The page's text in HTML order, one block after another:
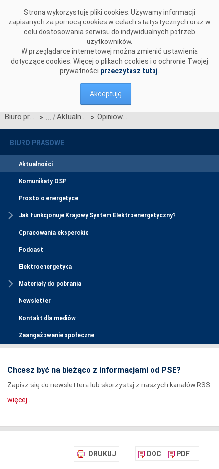
Strona wykorzystuje pliki cookies. Używamy informacji
zapisanych za pomocą cookies w celach statystycznych oraz w
celu dostosowania serwisu do indywidualnych potrzeb
użytkowników.
W przeglądarce internetowej można zmienić ustawienia
dotyczące cookies. Więcej o plikach cookies i o ochronie Twojej
prywatności przeczytasz tutaj
Akceptuję
Biuro prasowe > Aktualności > Opiniowanie Standardowej Specyfikacji Technicznej WYŁĄCZNIKI DO SIECI 220 i 400 kV
BIURO PRASOWE
Aktualności
Komunikaty OSP
Prosto o energetyce
Jak funkcjonuje Krajowy System Elektroenergetyczny?
Opracowania eksperckie
Podcast
Elektroenergetyka
Materiały do pobrania
Newsletter
Kontakt dla mediów
Zaangażowanie społeczne
Chcesz być na bieżąco z informacjami od PSE?
Zapisz się do newslettera lub skorzystaj z naszych kanałów RSS.
więcej...
DRUKUJ DOC PDF